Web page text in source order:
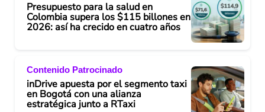
Presupuesto para la salud en
Colombia supera los $115 billones en
2026: así ha crecido en cuatro años
Contenido Patrocinado
inDrive apuesta por el segmento taxi
en Bogotá con una alianza
estratégica junto a RTaxi